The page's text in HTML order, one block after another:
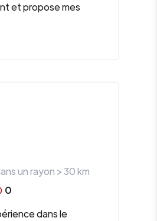
et propose mes
un rayon >30km
0
dans le